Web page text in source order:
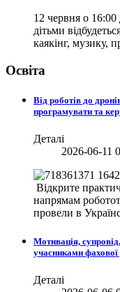
12 червня о 16:00
дітьми
каякінг, музику,
Освіта
Від роботів до
програмувати та
Деталі
2026-06-11
Відкрите
напрямам
провели в
Мотивація,
учасниками
Деталі